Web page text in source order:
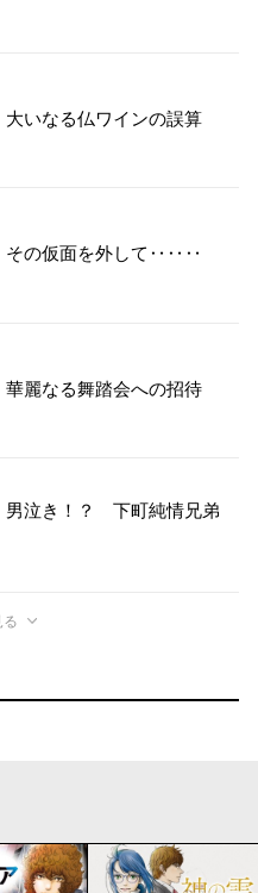
いなる仏ワインの誤算
の仮面を外して‥‥‥
麗なる舞踏会への招待
泣き！？ 下町純情兄弟
る